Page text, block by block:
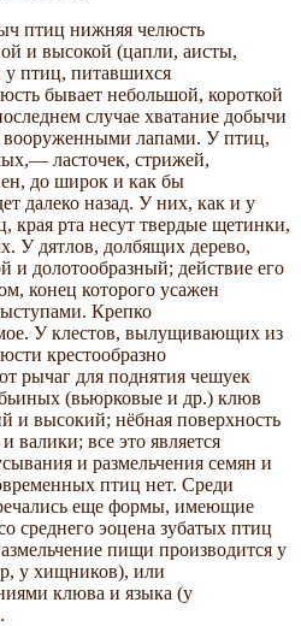
птиц нижняя челюсть
и высокой (цапли, аисты,
у птиц, питавшихся
бывает небольшой, короткой
случае хватание добычи
вооруженными лапами. У птиц,
ласточек, стрижей,
до широк и как бы
далеко назад. У них, как и у
края рта несут твердые щетинки,
У дятлов, долбящих дерево,
и долотообразный; действие его
конец которого усажен
Крепко
У клестов, вылущивающих из
крестообразно
рычаг для поднятия чешуек
(вьюрковые и др.) клюв
и высокий; нёбная поверхность
валики; все это является
и размельчения семян и
птиц нет. Среди
еще формы, имеющие
среднего эоцена зубатых птиц
пищи производится у
у хищников), или
клюва и языка (у